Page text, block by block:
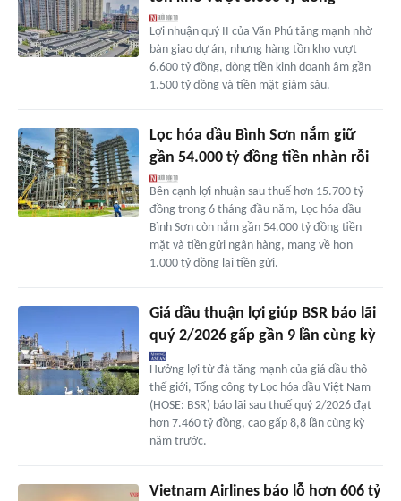
Lợi nhuận quý II của Văn Phú tăng mạnh nhờ
bàn giao dự án, nhưng hàng tồn kho vượt
6.600 tỷ đồng, dòng tiền kinh doanh âm gần
1.500 tỷ đồng và tiền mặt giảm sâu.
Lọc hóa dầu Bình Sơn nắm giữ
gần 54.000 tỷ đồng tiền nhàn rỗi
Bên cạnh lợi nhuận sau thuế hơn 15.700 tỷ
đồng trong 6 tháng đầu năm, Lọc hóa dầu
Bình Sơn còn nắm gần 54.000 tỷ đồng tiền
mặt và tiền gửi ngân hàng, mang về hơn
1.000 tỷ đồng lãi tiền gửi.
Giá dầu thuận lợi giúp BSR báo lãi
quý 2/2026 gấp gần 9 lần cùng kỳ
Hưởng lợi từ đà tăng mạnh của giá dầu thô
thế giới, Tổng công ty Lọc hóa dầu Việt Nam
(HOSE: BSR) báo lãi sau thuế quý 2/2026 đạt
hơn 7.460 tỷ đồng, cao gấp 8,8 lần cùng kỳ
năm trước.
Vietnam Airlines báo lỗ hơn 606 tỷ